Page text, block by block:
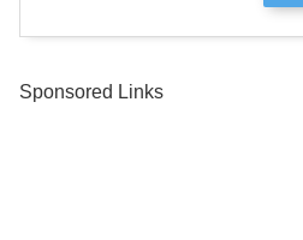
Sponsored Links